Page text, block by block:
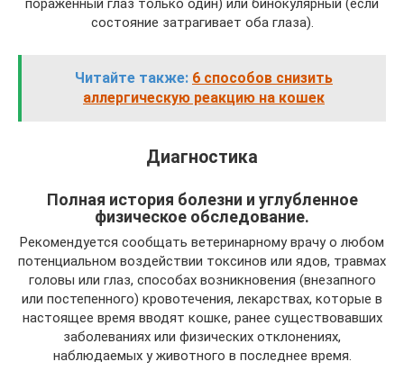
пораженный глаз только один) или бинокулярный (если
состояние затрагивает оба глаза).
Читайте также: 6 способов снизить
аллергическую реакцию на кошек
Диагностика
Полная история болезни и углубленное
физическое обследование.
Рекомендуется сообщать ветеринарному врачу о любом
потенциальном воздействии токсинов или ядов, травмах
головы или глаз, способах возникновения (внезапного
или постепенного) кровотечения, лекарствах, которые в
настоящее время вводят кошке, ранее существовавших
заболеваниях или физических отклонениях,
наблюдаемых у животного в последнее время.